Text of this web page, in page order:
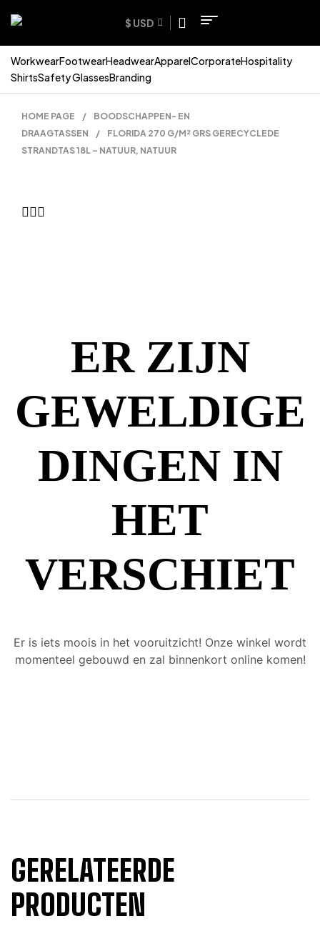
$ USD
WorkwearFootwearHeadwearApparelCorporateHospitality
ShirtsSafety GlassesBranding
HOME PAGE /
BOODSCHAPPEN- EN
DRAAGTASSEN
/
FLORIDA 270 G/M² GRS GERECYCLEDE
STRANDTAS 18L – NATUUR, NATUUR
ER ZIJN
GEWELDIGE
DINGEN IN
HET
VERSCHIET
Er is iets moois in het vooruitzicht! Onze winkel wordt
momenteel gebouwd en zal binnenkort online komen!
GERELATEERDE
PRODUCTEN